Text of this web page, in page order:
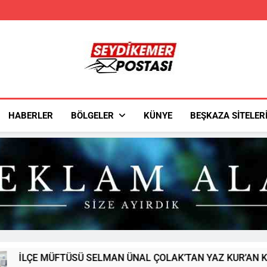
Seydikemer
HABERLER BÖLGELER KÜNYE BEŞKAZA SITELERI
ÜNAL ÇOLAK’TAN YAZ KUR’AN KURSU